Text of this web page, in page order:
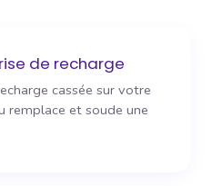
de recharge
cassée sur votre
remplace et soude une